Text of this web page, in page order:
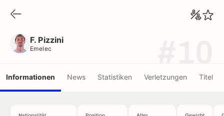
F. Pizzini
Emelec
Informationen News Statistiken Verletzungen Titel